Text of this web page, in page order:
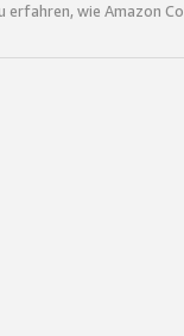
erfahren, wie Amazon